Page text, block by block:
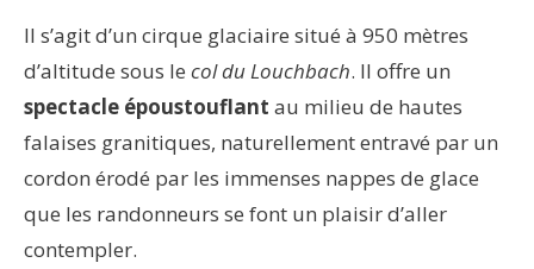
Il s’agit d’un cirque glaciaire situé à 950 mètres
d’altitude sous le col du Louchbach. Il offre un
spectacle époustouflant au milieu de hautes
falaises granitiques, naturellement entravé par un
cordon érodé par les immenses nappes de glace
que les randonneurs se font un plaisir d’aller
contempler.